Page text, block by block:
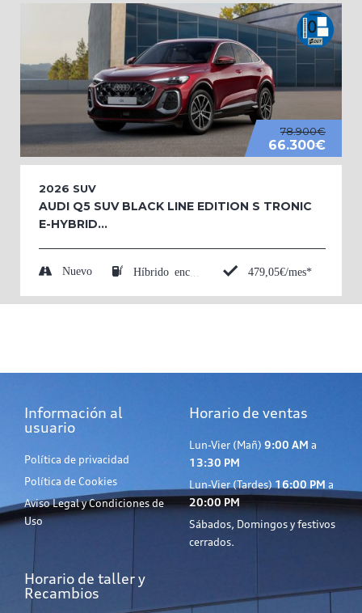
78.900€
66.300€
2026 SUV
AUDI Q5 SUV BLACK LINE EDITION S TRONIC
E-HYBRID...
Nuevo 479,05€/mes*
Información al
usuario
Política de privacidad
Política de Cookies
Aviso Legal y Condiciones de
Uso
Horario de ventas
Lun-Vier (Mañ) 9:00 AM a
13:30 PM
Lun-Vier (Tardes)16:00 PM a
20:00 PM
Sábados, Domingos y festivos
cerrados.
Horario de taller y
Recambios